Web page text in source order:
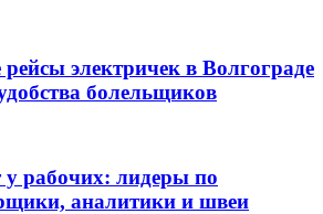
электричек в Волгограде
болельщиков
у рабочих: лидеры по
аналитики и швеи